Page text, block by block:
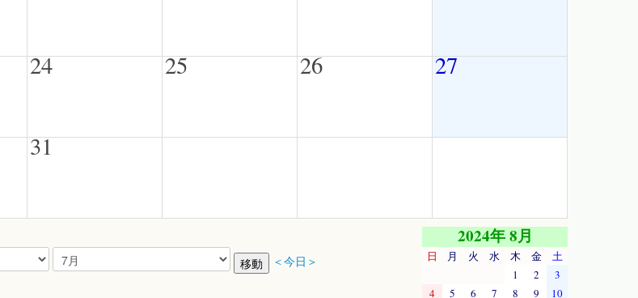
24 25 26 27
31
＜今日＞
2024年 8月
日 月 火 水 木 金
土
1
2
3
4
5 6 7 8 9
10